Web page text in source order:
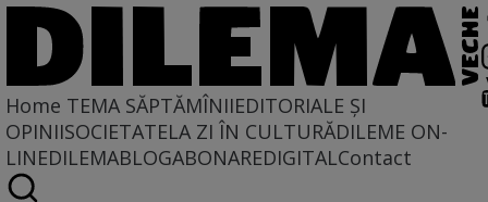
Home TEMA SĂPTĂMÎNIIEDITORIALE ȘI
OPINIISOCIETATELA ZI ÎN CULTURĂDILEME ON-
LINEDILEMABLOGABONAREDIGITALContact